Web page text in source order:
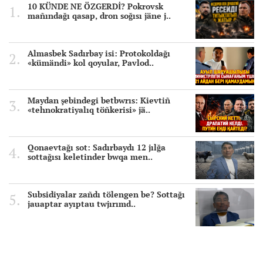
10 KÜNDE NE ÖZGERDİ? Pokrovsk
mañındağı qasap, dron soğısı jäne j..
Almasbek Sadırbay isi: Protokoldağı
«kümändi» kol qoyular, Pavlod..
Maydan şebindegi betbwrıs: Kievtiñ
«tehnokratiyalıq töñkerisi» jä..
Qonaevtağı sot: Sadırbaydı 12 jılğa
sottağısı keletinder bwqa men..
Subsidiyalar zañdı tölengen be? Sottağı
jauaptar ayıptau twjırımd..